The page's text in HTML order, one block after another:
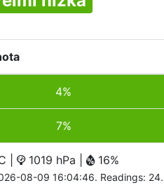
4%
7%
| 1019 hPa | 16%
08-09 16:04:46. Readings: 24.